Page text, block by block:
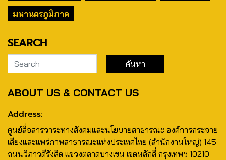
มหานครภูมิภาค
SEARCH
ABOUT US & CONTACT US
Address:
ศูนย์สื่อสารวาระทางสังคมและนโยบายสาธารณะ องค์การกระจาย
เสียงและแพร่ภาพสาธารณะแห่งประเทศไทย (สำนักงานใหญ่) 145
ถนนวิภาวดีรังสิต แขวงตลาดบางเขน เขตหลักสี่ กรุงเทพฯ 10210